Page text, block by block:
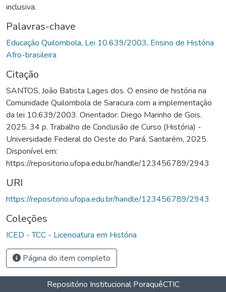
inclusiva.
Palavras-chave
Educação Quilombola, Lei 10.639/2003, Ensino de História
Afro-brasileira
Citação
SANTOS, João Batista Lages dos. O ensino de história na
Comunidade Quilombola de Saracura com a implementação
da lei 10.639/2003. Orientador: Diego Marinho de Gois.
2025. 34 p. Trabalho de Conclusão de Curso (História) -
Universidade Federal do Oeste do Pará, Santarém, 2025.
Disponível em:
https://repositorio.ufopa.edu.br/handle/123456789/2943
URI
https://repositorio.ufopa.edu.br/handle/123456789/2943
Coleções
ICED - TCC - Licenciatura em História
Página do item completo
Repositório Institucional PoraquêCTIC